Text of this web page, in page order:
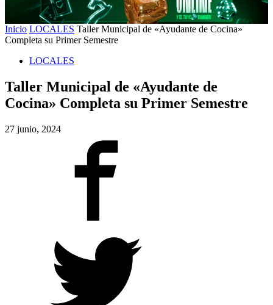
Inicio LOCALES Taller Municipal de «Ayudante de Cocina»
Completa su Primer Semestre
LOCALES
Taller Municipal de «Ayudante de
Cocina» Completa su Primer Semestre
27 junio, 2024